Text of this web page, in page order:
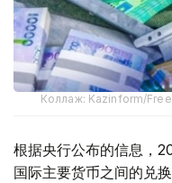
Коллаж: Kazinform/
根据央行公布的信息，
国际主要货币之间的兑